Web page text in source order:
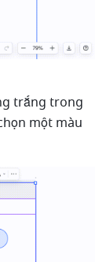
trắng trong
một màu